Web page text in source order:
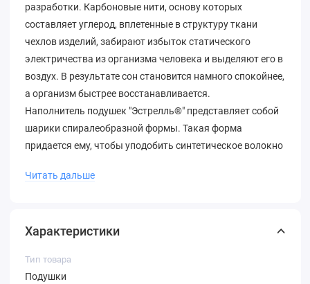
разработки. Карбоновые нити, основу которых
составляет углерод, вплетенные в структуру ткани
чехлов изделий, забирают избыток статического
электричества из организма человека и выделяют его в
воздух. В результате сон становится намного спокойнее,
а организм быстрее восстанавливается.
Наполнитель подушек "Эстрелль®" представляет собой
шарики спиралеобразной формы. Такая форма
придается ему, чтобы уподобить синтетическое волокно
обеспечивает максимально эффективное и удобное
быстрому эффективному отдыху после трудового дня.
стирке, быстро сохнут, при этом прекрасно сохраняют
Читать дальше
Характеристики
Тип товара
Подушки